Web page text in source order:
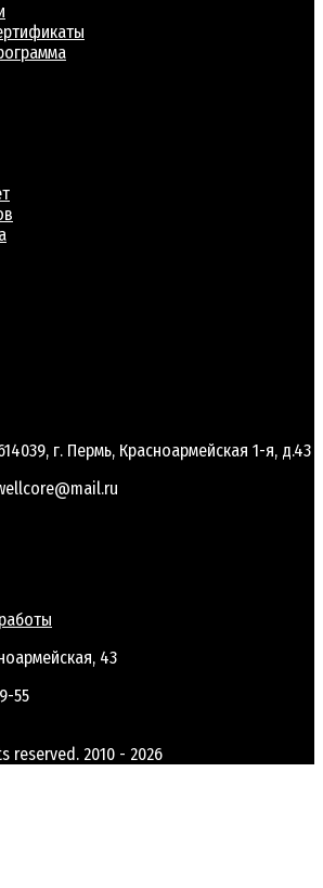
г. Пермь, Красноармейская 1-я, д.43
43
55
reserved. 2010 - 2026